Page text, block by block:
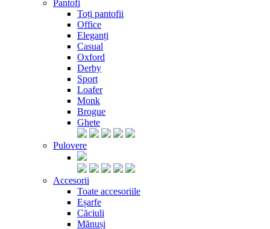
Pantofi
Toți pantofii
Office
Eleganți
Casual
Oxford
Derby
Sport
Loafer
Monk
Brogue
Ghete
Pulovere
Accesorii
Toate accesoriile
Eșarfe
Căciuli
Mănuși